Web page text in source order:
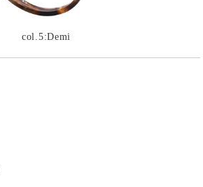
col.5:Demi